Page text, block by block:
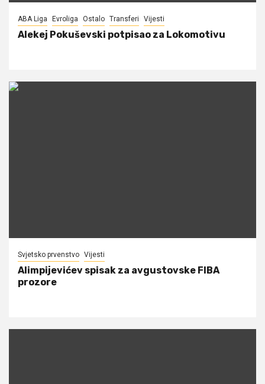
ABA Liga Evroliga Ostalo Transferi Vijesti
Alekej Pokuševski potpisao za Lokomotivu
Svjetsko prvenstvo Vijesti
Alimpijevićev spisak za avgustovske FIBA
prozore